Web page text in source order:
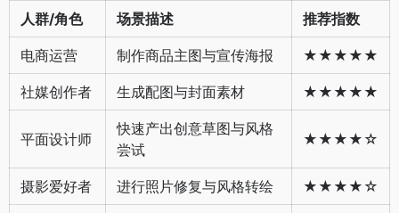
人群/角色 场景描述 推荐指数
电商运营 制作商品主图与宣传海报 ★★★★★
社媒创作者 生成配图与封面素材 ★★★★★
平面设计师
快速产出创意草图与风格
尝试
★★★★☆
摄影爱好者 进行照片修复与风格转绘 ★★★★☆